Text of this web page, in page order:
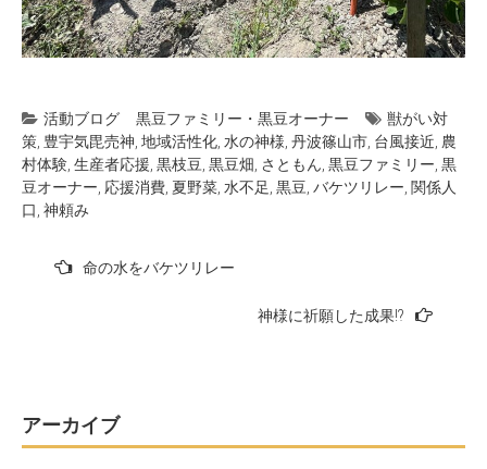
活動ブログ 黒豆ファミリー・黒豆オーナー
獣がい対
策 豊宇気毘売神 地域活性化 水の神様 丹波篠山市 台風接近 農
村体験 生産者応援 黒枝豆 黒豆畑 さともん 黒豆ファミリー 黒
豆オーナー 応援消費 夏野菜 水不足 黒豆 バケツリレー 関係人
口 神頼み
ー
シ
命の水をバケツリレー
神様に祈願した成果!?
アーカイブ